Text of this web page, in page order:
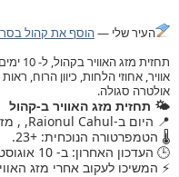
העיר שלי —הוסף את קהול
אוויר, אחוזי הלחות, כיוון הרוח,
אולטרה סגולה.
🌤️ תחזית מזג האוויר ב-קהול
📍 היום ב-Raionul Cahul, , מזג האוויר עודכן.
🌡️ הטמפרטורה הנוכחית: +23.
🕒 העדכון האחרון: ב- 10 אוגוסט 2026, יום שני, 22:30.
⚡ המשיכו לעקוב אחרי מזג